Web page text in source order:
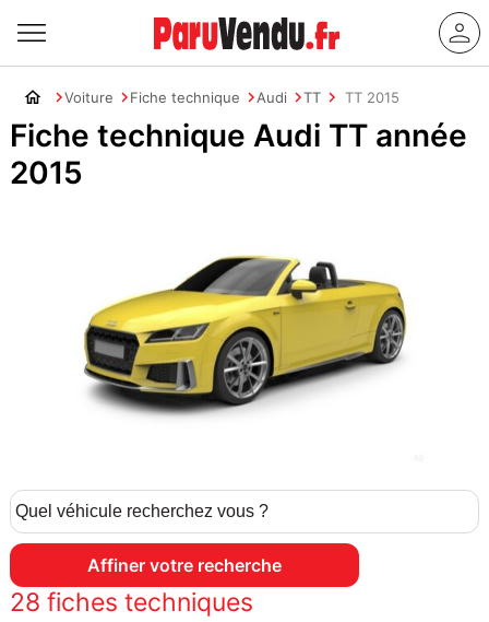
Voiture Fiche technique Audi TT TT 2015
Fiche technique Audi TT année
2015
28 fiches techniques